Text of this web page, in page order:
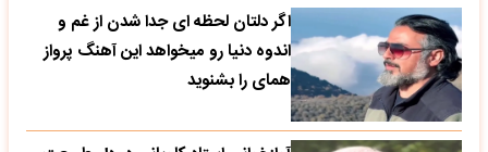
اگر دلتان لحظه ای جدا شدن از غم و
اندوه دنیا رو میخواهد این آهنگ پرواز
همای را بشنوید